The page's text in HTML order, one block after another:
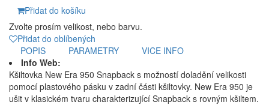
Přidat do košíku
Zvolte prosím velikost, nebo barvu.
Přidat do oblíbených
POPIS
PARAMETRY
VICE INFO
Info Web:
Kšiltovka New Era 950 Snapback s možností doladění velikosti
pomocí plastového pásku v zadní části kšiltovky. New Era 950 je
ušit v klasickém tvaru charakterizující Snapback s rovným kšiltem.